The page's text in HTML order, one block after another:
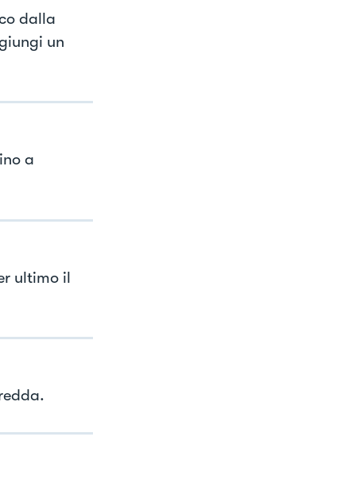
dalla
un
a
ultimo il